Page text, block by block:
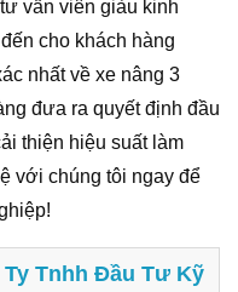
vấn viên giàu kinh
cho khách hàng
nhất về xe nâng 3
đưa ra quyết định đầu
thiện hiệu suất làm
với chúng tôi ngay để
Ty Tnhh Đầu Tư Kỹ